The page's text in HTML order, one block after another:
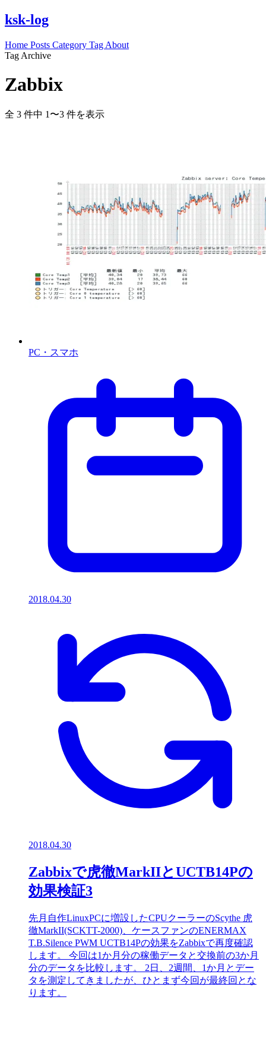
ksk-log
Home Posts Category Tag About
Tag Archive
Zabbix
全 3 件中 1〜3 件を表示
PC・スマホ
2018.04.30
2018.04.30
Zabbixで虎徹MarkIIとUCTB14Pの
効果検証3
先月自作LinuxPCに増設したCPUクーラーのScythe 虎
徹MarkII(SCKTT-2000)、ケースファンのENERMAX
T.B.Silence PWM UCTB14Pの効果をZabbixで再度確認
します。 今回は1か月分の稼働データと交換前の3か月
分のデータを比較します。 2日、2週間、1か月とデー
タを測定してきましたが、ひとまず今回が最終回とな
ります。